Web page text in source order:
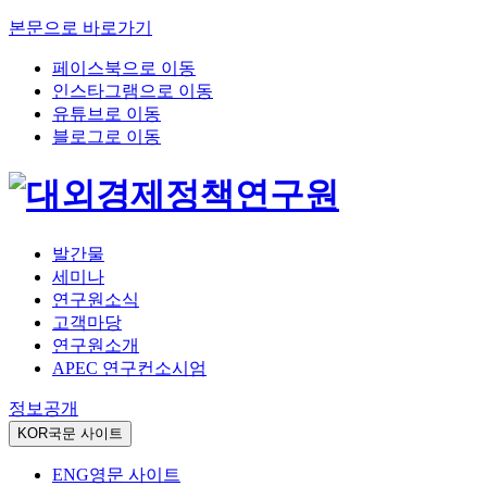
본문으로 바로가기
페이스북으로 이동
인스타그램으로 이동
유튜브로 이동
블로그로 이동
발간물
세미나
연구원소식
고객마당
연구원소개
APEC 연구컨소시엄
정보공개
KOR국문 사이트
ENG영문 사이트